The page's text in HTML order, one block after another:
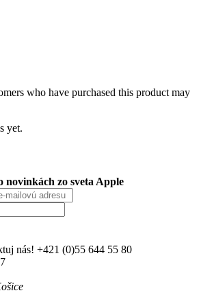
who have purchased this product may
yet.
novinkách zo sveta Apple
nás! +421 (0)55 644 55 80